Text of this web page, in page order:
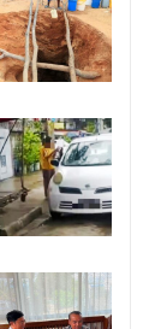
ၸုမ်းၶၢ